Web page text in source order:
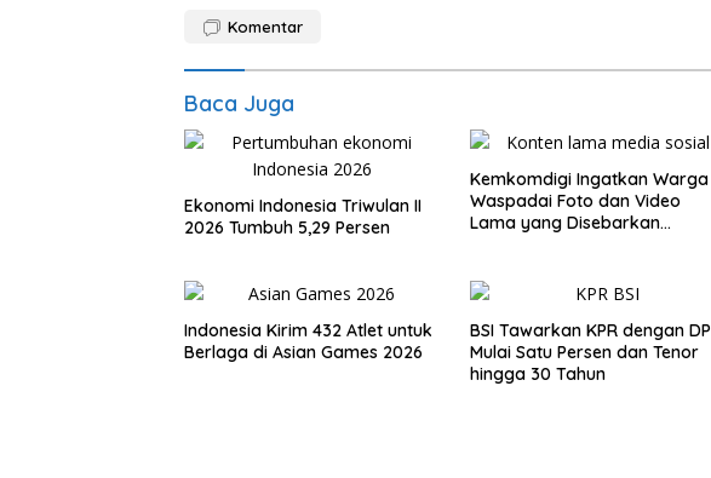
Komentar
Baca Juga
Ekonomi Indonesia Triwulan II
2026 Tumbuh 5,29 Persen
Kemkomdigi Ingatkan Warga
Waspadai Foto dan Video
Lama yang Disebarkan
Indonesia Kirim 432 Atlet untuk
Berlaga di Asian Games 2026
BSI Tawarkan KPR dengan DP
Mulai Satu Persen dan Tenor
hingga 30 Tahun